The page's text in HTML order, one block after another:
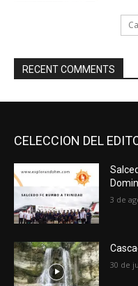
RECENT COMMENTS
CELECCION DEL
3 de
30 de